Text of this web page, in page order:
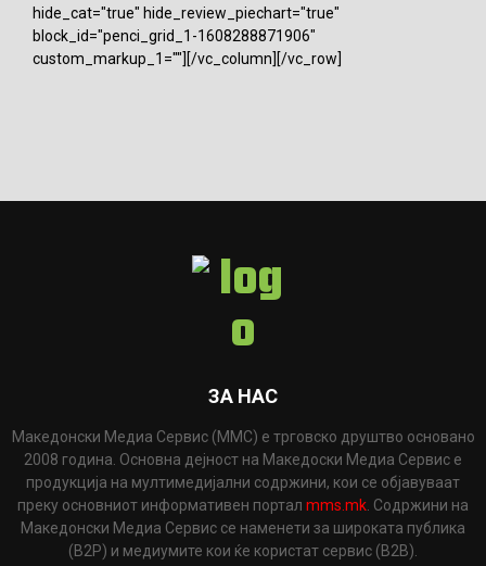
hide_cat="true" hide_review_piechart="true"
block_id="penci_grid_1-1608288871906"
custom_markup_1=""][/vc_column][/vc_row]
ЗА НАС
Македонски Медиа Сервис (ММС) е трговско друштво основано
2008 година. Основна дејност на Македоски Медиа Сервис е
продукција на мултимедијални содржини, кои се објавуваат
преку основниот информативен портал mms.mk . Содржини на
Македонски Медиа Сервис се наменети за широката публика
(B2P) и медиумите кои ќе користат сервис (B2B).